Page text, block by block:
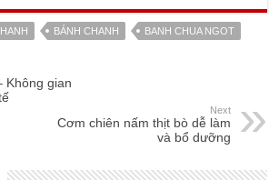
BÁNH CHANH BANH CHUA NGOT
Không gian
Next
Cơm chiên nấm thịt bò dễ làm
và bổ dưỡng